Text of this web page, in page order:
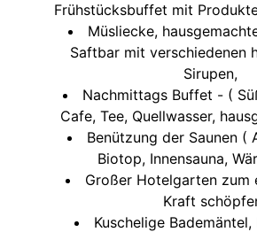
Frühstücksbuffet mit
Müsliecke,
Saftbar mit verschiedenen
Sirupen,
Nachmittags Buffet - (
Cafe, Tee, Quellwasser,
Benützung der Saunen (
Biotop, Innensauna,
Großer Hotelgarten zum
Kraft
Kuschelige